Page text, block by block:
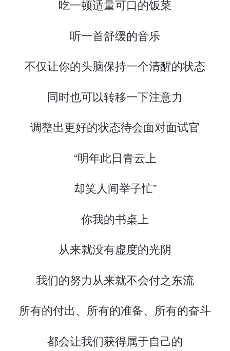
吃一顿适量可口的饭菜
听一首舒缓的音乐
不仅让你的头脑保持一个清醒的状态
同时也可以转移一下注意力
调整出更好的状态待会面对面试官
“明年此日青云上
却笑人间举子忙”
你我的书桌上
从来就没有虚度的光阴
我们的努力从来就不会付之东流
所有的付出、所有的准备、所有的奋斗
都会让我们获得属于自己的